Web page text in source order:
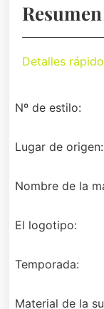
Resumen
Detalles
Nº de estilo:
Lugar de origen:
Nombre de la
El logotipo:
Temporada:
Material de la